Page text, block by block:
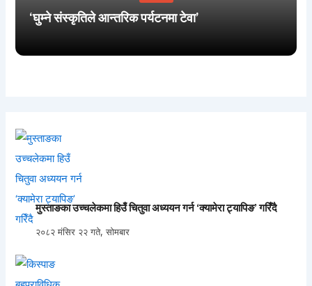
‘घुम्ने संस्कृतिले आन्तरिक पर्यटनमा टेवा’
मुस्ताङका उच्चलेकमा हिउँ चितुवा अध्ययन गर्न ‘क्यामेरा ट्यापिङ’ गरिँदै
२०८२ मंसिर २२ गते, सोमबार